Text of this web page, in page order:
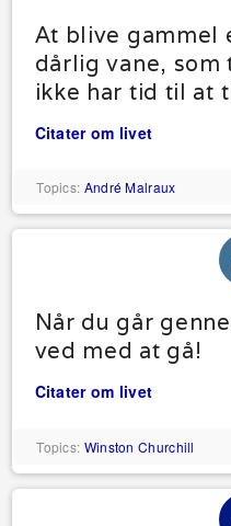
At blive gammel
dårlig vane, som
ikke har tid til at
Citater om livet
Topics: André Malraux
Når du går
ved med at gå!
Citater om livet
Topics: Winston Churchill